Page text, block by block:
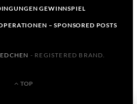
GEWINNSPIEL
– SPONSORED POSTS
- REGISTERED BRAND.
TOP